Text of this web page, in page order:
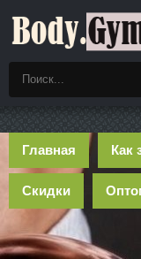
Главная Как
Скидки